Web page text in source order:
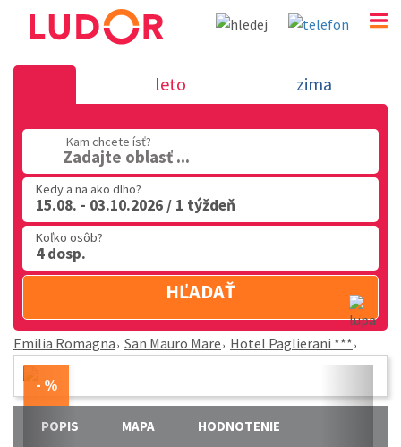
Hotel Paglierani *** - San Mauro Mare - Emilia
leto zima
Kam chcete ísť?
Zadajte oblasť ...
Kedy a na ako dlho?
15.08. - 03.10.2026 / 1 týždeň
Koľko osôb?
4 dosp.
HĽADAŤ
Emilia Romagna San Mauro Mare Hotel Paglierani ***
POPIS MAPA HODNOTENIE